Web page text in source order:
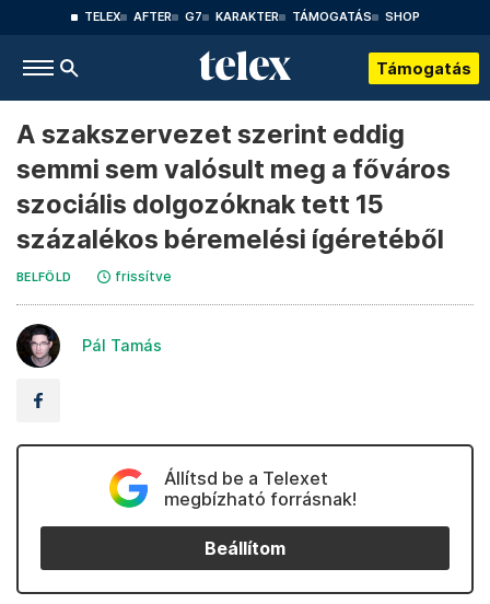
TELEX AFTER G7 KARAKTER TÁMOGATÁS SHOP
Támogatás
A szakszervezet szerint eddig
semmi sem valósult meg a főváros
szociális dolgozóknak tett 15
százalékos béremelési ígéretéből
BELFÖLD frissítve
Pál Tamás
Állítsd be a Telexet
megbízható forrásnak!
Beállítom